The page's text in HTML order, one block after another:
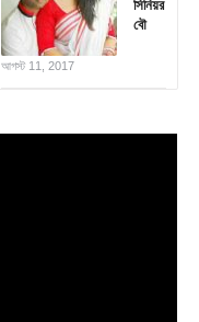
সিনিয়র
বৌ
আগস্ট 11, 2017